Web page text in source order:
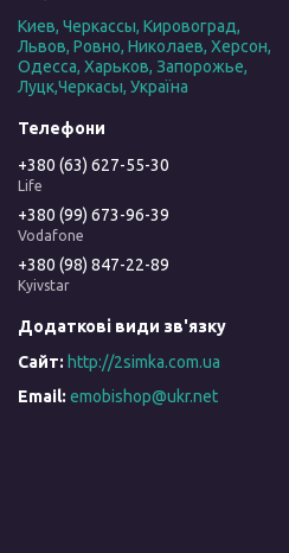
Киев, Черкассы, Кировоград,
Львов, Ровно, Николаев, Херсон,
Одесса, Харьков, Запорожье,
Луцк,Черкасы, Україна
+380 (63) 627-55-30
Life
+380 (99) 673-96-39
Vodafone
+380 (98) 847-22-89
Kyivstar
http://2simka.com.ua
emobishop@ukr.net